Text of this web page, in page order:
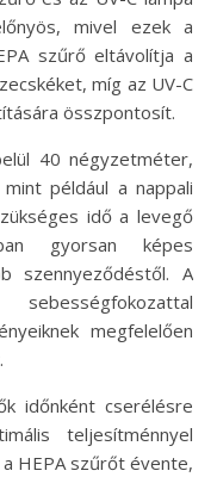
mivel ezek a
szűrő eltávolítja a
míg az UV-C
összpontosít.
40 négyzetméter,
például a nappali
idő a levegő
gyorsan képes
szennyeződéstől. A
megfelelően
időnként cserélésre
teljesítménnyel
HEPA szűrőt évente,